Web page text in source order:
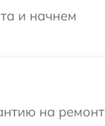
и начнем
на ремонт